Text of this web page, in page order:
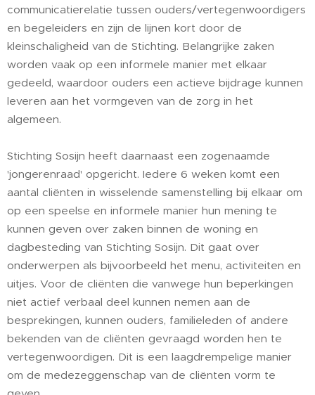
communicatierelatie tussen ouders/vertegenwoordigers
en begeleiders en zijn de lijnen kort door de
kleinschaligheid van de Stichting. Belangrijke zaken
worden vaak op een informele manier met elkaar
gedeeld, waardoor ouders een actieve bijdrage kunnen
leveren aan het vormgeven van de zorg in het
algemeen.
Stichting Sosijn heeft daarnaast een zogenaamde
'jongerenraad' opgericht. Iedere 6 weken komt een
aantal cliënten in wisselende samenstelling bij elkaar om
op een speelse en informele manier hun mening te
kunnen geven over zaken binnen de woning en
dagbesteding van Stichting Sosijn. Dit gaat over
onderwerpen als bijvoorbeeld het menu, activiteiten en
uitjes. Voor de cliënten die vanwege hun beperkingen
niet actief verbaal deel kunnen nemen aan de
besprekingen, kunnen ouders, familieleden of andere
bekenden van de cliënten gevraagd worden hen te
vertegenwoordigen. Dit is een laagdrempelige manier
om de medezeggenschap van de cliënten vorm te